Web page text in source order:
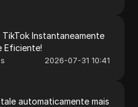
Instantaneamente
Eficiente!
2026-07-31 10:41
automaticamente mais